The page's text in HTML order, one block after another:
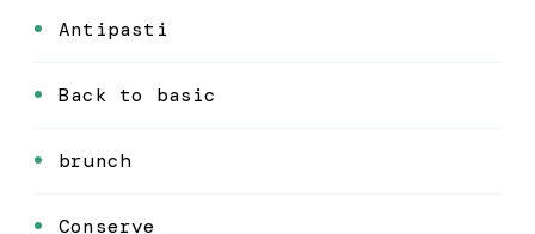
Antipasti
Back to basic
brunch
Conserve